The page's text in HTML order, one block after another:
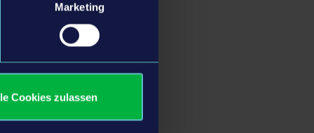
Marketing
Cookies zulassen
fanden
eine Neue Erde